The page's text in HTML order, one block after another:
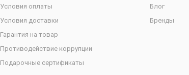
Условия оплаты
Условия доставки
Гарантия на товар
Противодействие коррупции
Подарочные сертификаты
Блог
Бренды